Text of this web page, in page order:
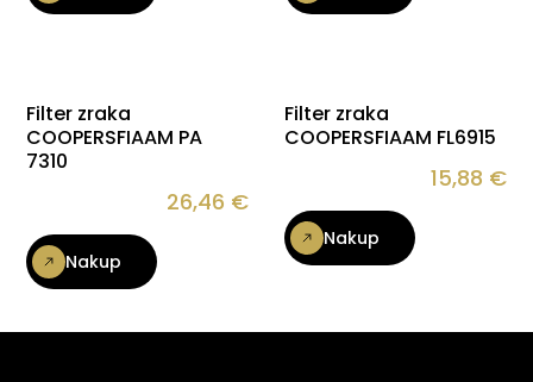
Filter zraka
COOPERSFIAAM PA
7310
26,46 €
Nakup
Filter zraka
COOPERSFIAAM FL6915
15,88 €
Nakup